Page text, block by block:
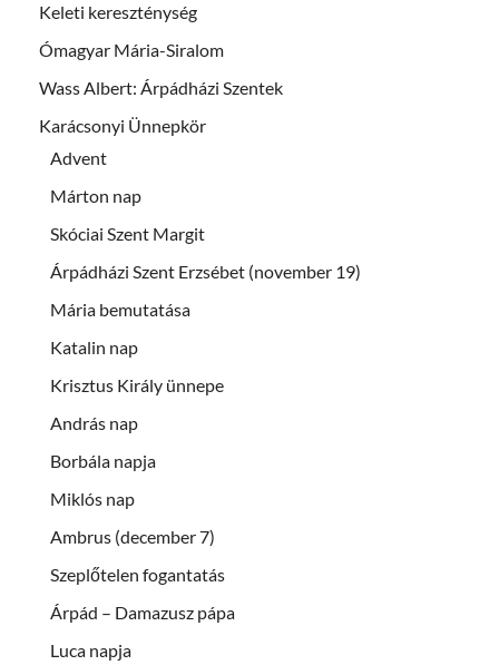
Keleti kereszténység
Ómagyar Mária-Siralom
Wass Albert: Árpádházi Szentek
Karácsonyi Ünnepkör
Advent
Márton nap
Skóciai Szent Margit
Árpádházi Szent Erzsébet (november 19)
Mária bemutatása
Katalin nap
Krisztus Király ünnepe
András nap
Borbála napja
Miklós nap
Ambrus (december 7)
Szeplőtelen fogantatás
Árpád – Damazusz pápa
Luca napja